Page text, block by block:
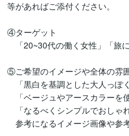
等があればご添付ください。
④ターゲット
「20~30代の働く女性」「旅
⑤ご希望のイメージや全体の雰
「黒白を基調とした大人っぽ
「ベージュやアースカラーを
「なるべくシンプルでおしゃ
参考になるイメージ画像や参